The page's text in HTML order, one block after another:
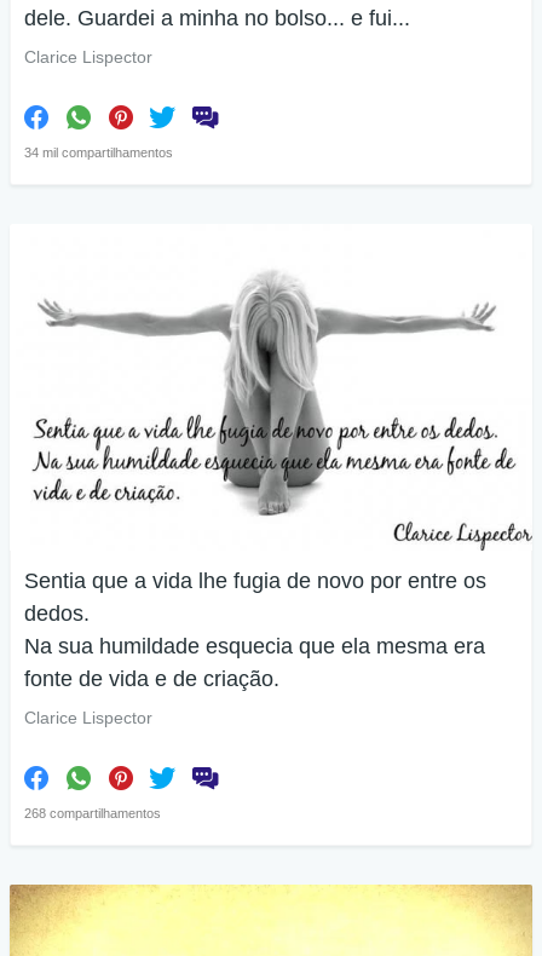
dele. Guardei a minha no bolso... e fui...
Clarice Lispector
34 mil compartilhamentos
Sentia que a vida lhe fugia de novo por entre os
dedos.
Na sua humildade esquecia que ela mesma era
fonte de vida e de criação.
Clarice Lispector
268 compartilhamentos